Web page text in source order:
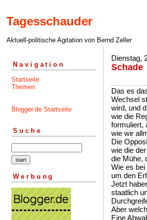
Tagesschauder
Aktuell-politische Agitation von Bernd Zeller
Navigation
Startseite
Themen
Blogger.de Startseite
Suche
Werbung
Dienstag,
Schade
Das es
Wechsel
wird, und
wie die
formuliert,
wie wir
Die
wie die
die Mühe,
Wie es
um den
Jetzt
staatlich
Aber
Eine